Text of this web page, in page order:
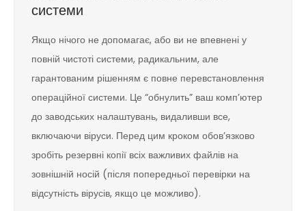
системи
Якщо нічого не допомагає, або ви не впевнені у
повній чистоті системи, радикальним, але
гарантованим рішенням є повне перевстановлення
операційної системи. Це “обнулить” ваш комп’ютер
до заводських налаштувань, видаливши все,
включаючи віруси. Перед цим кроком обов’язково
зробіть резервні копії всіх важливих файлів на
зовнішній носій (після попередньої перевірки на
відсутність вірусів, якщо це можливо).